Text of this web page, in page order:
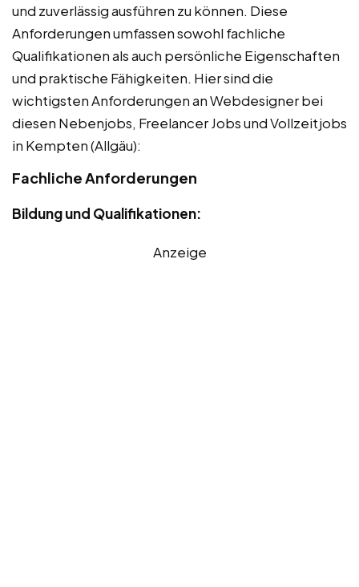
und zuverlässig ausführen zu können. Diese
Anforderungen umfassen sowohl fachliche
Qualifikationen als auch persönliche Eigenschaften
und praktische Fähigkeiten. Hier sind die
wichtigsten Anforderungen an Webdesigner bei
diesen Nebenjobs, Freelancer Jobs und Vollzeitjobs
in Kempten (Allgäu):
Fachliche Anforderungen
Bildung und Qualifikationen:
Anzeige